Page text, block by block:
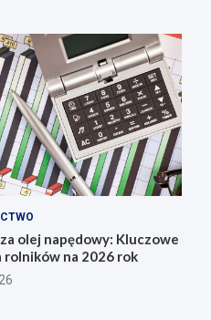
olej napędowy: Kluczowe
rolników na 2026 rok